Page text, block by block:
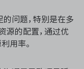
问题，特别是在多
源的配置，通过优
用率。